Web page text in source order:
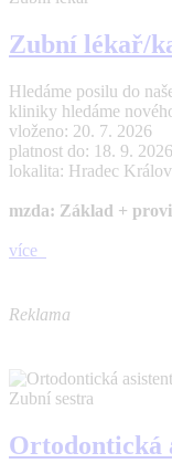
Zubní lékař/
Hledáme posilu do
kliniky hledáme
vloženo: 20. 7. 2026
platnost do: 18. 9. 2026
lokalita: Hradec
mzda: Základ +
více
Reklama
Zubní sestra
Ortodontická